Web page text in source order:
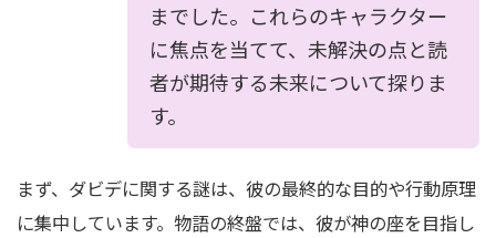
までした。これらのキャラクター
に焦点を当てて、未解決の点と読
者が期待する未来について探りま
す。
まず、ダビデに関する謎は、彼の最終的な目的や行動原理
に集中しています。物語の終盤では、彼が神の座を目指し